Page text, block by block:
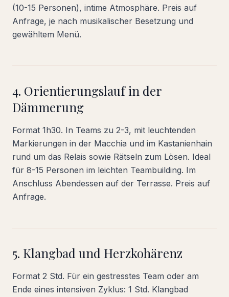
(10-15 Personen), intime Atmosphäre. Preis auf
Anfrage, je nach musikalischer Besetzung und
gewähltem Menü.
4. Orientierungslauf in der
Dämmerung
Format 1h30. In Teams zu 2-3, mit leuchtenden
Markierungen in der Macchia und im Kastanienhain
rund um das Relais sowie Rätseln zum Lösen. Ideal
für 8-15 Personen im leichten Teambuilding. Im
Anschluss Abendessen auf der Terrasse. Preis auf
Anfrage.
5. Klangbad und Herzkohärenz
Format 2 Std. Für ein gestresstes Team oder am
Ende eines intensiven Zyklus: 1 Std. Klangbad